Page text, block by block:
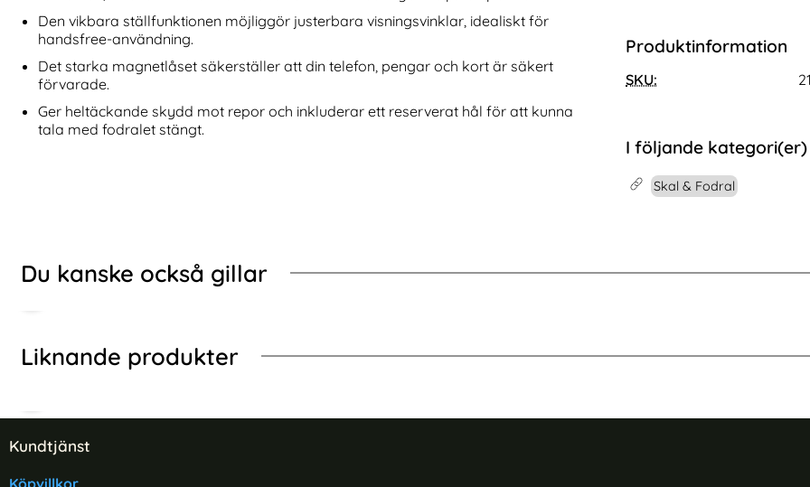
I Härdat Glas
Xiaomi Redmi Note 12 Pro 5G
Skärmskydd Heltäckande
Art. nr 218927
rea pris
86 krtidigare pris
86 kr
Xiaomi Redmi Note 12 Pro 5G Skärmskydd Heltäckande
Samsung Galaxy Tab S11 Skal
Art. nr 242684
rea pris
286 kr tidigare pris
Samsung Galaxy Tab S11 Skal Shockproof Hybrid Kickstand Blå
Läder Yellow Daisy
Art. nr 246089
tidigare pris
136 kr
Samsung Galaxy S26 Plus Fodral
Den vikbara ställfunktionen möjliggör justerbara visningsvinklar, idealiskt för
handsfree-användning.
Det starka magnetlåset säkerställer att din telefon, pengar och kort är säkert
förvarade.
Ger heltäckande skydd mot repor och inkluderar ett reserverat hål för att kunna
tala med fodralet stängt.
Produktinformation
SKU:
I följande kategori(er)
Skal & Fodral
Du kanske också gillar
Liknande produkter
Sidfot Blandad info och länkar
Kundtjänst